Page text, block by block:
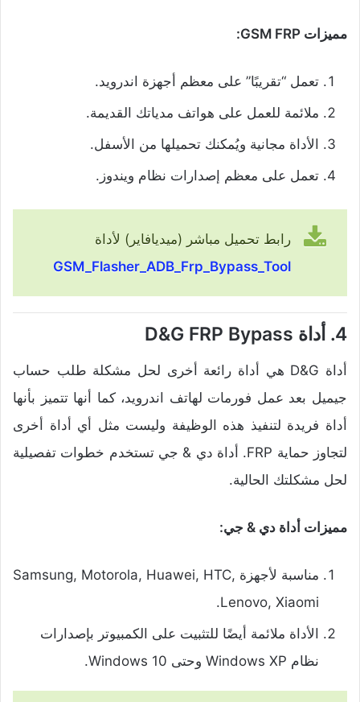
مميزات GSM FRP:
تعمل “تقريبًا” على معظم أجهزة اندرويد.
ملائمة للعمل على هواتف مدياتك القديمة.
الأداة مجانية ويُمكنك تحميلها من الأسفل.
تعمل على معظم إصدارات نظام ويندوز.
رابط تحميل مباشر (ميديافاير) لأداة
GSM_Flasher_ADB_Frp_Bypass_Tool
4. أداة D&G FRP Bypass
أداة D&G هي أداة رائعة أخرى لحل مشكلة طلب حساب
جيميل بعد عمل فورمات لهاتف اندرويد، كما أنها تتميز بأنها
أداة فريدة لتنفيذ هذه الوظيفة وليست مثل أي أداة أخرى
لتجاوز حماية FRP. أداة دي & جي تستخدم خطوات تفصيلية
لحل مشكلتك الحالية.
مميزات أداة دي & جي:
مناسبة لأجهزة Samsung, Motorola, Huawei, HTC,
Lenovo, Xiaomi.
الأداة ملائمة أيضًا للتثبيت على الكمبيوتر بإصدارات
نظام Windows XP وحتى Windows 10.